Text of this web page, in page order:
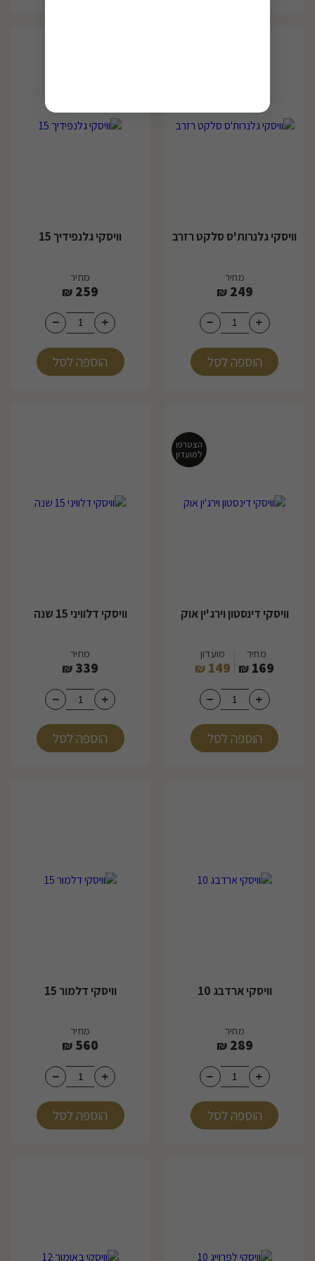
וויסקי גלנרות'ס סלקט רזרב
מחיר
249
₪
הוספה לסל
וויסקי גלנפידיך 15
מחיר
259
₪
הוספה לסל
וויסקי דינסטון וירג'ין אוק
מחיר
169
₪
מועדון
149
₪
הוספה לסל
הצטרפו
למועדון
וויסקי דלוויני 15 שנה
מחיר
339
₪
הוספה לסל
וויסקי ארדבג 10
מחיר
289
₪
הוספה לסל
וויסקי דלמור 15
מחיר
560
₪
הוספה לסל